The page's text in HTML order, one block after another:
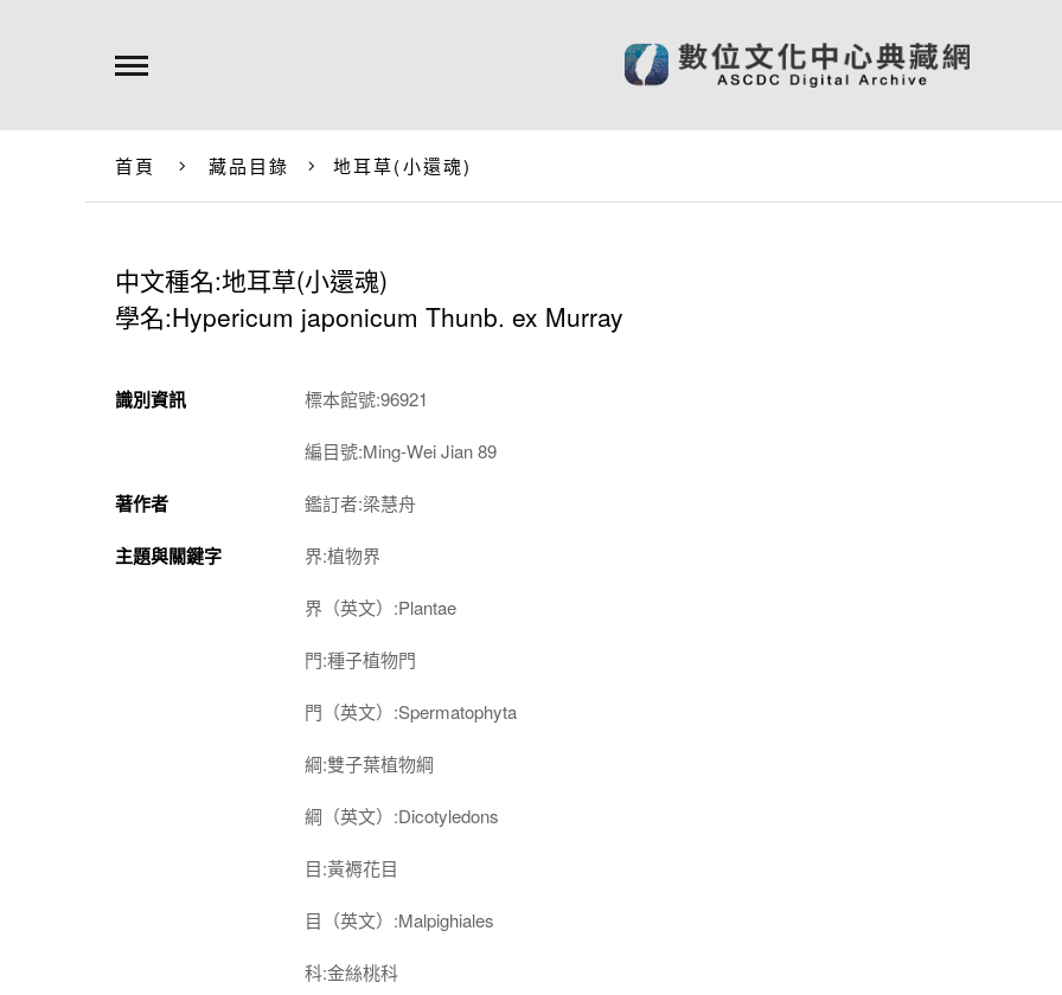
首頁 藏品目錄 地耳草(小還魂)
中文種名:地耳草(小還魂)
學名:Hypericum japonicum Thunb. ex Murray
識別資訊 標本館號:96921
編目號:Ming-Wei Jian 89
著作者 鑑訂者:梁慧舟
主題與關鍵字 界:植物界
界（英文）:Plantae
門:種子植物門
門（英文）:Spermatophyta
綱:雙子葉植物綱
綱（英文）:Dicotyledons
目:黃褥花目
目（英文）:Malpighiales
科:金絲桃科